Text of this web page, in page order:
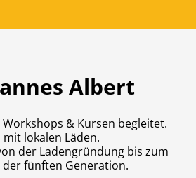
Albert
Workshops & Kursen begleitet.
mit lokalen Läden.
der Ladengründung bis zum
fünften Generation.